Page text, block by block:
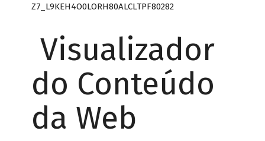
Z7_L9KEH4O0LORH80ALCLTPF80282
Visualizador
do Conteúdo
da Web